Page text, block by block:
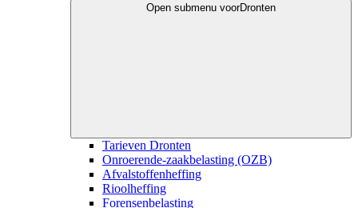
Open submenu voorDronten
Tarieven Dronten
Onroerende-zaakbelasting (OZB)
Afvalstoffenheffing
Rioolheffing
Forensenbelasting